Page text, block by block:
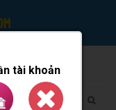
tài khoản